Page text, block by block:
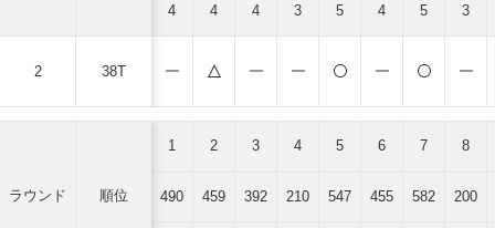
2 38T
4 4 4 3 5 4 5 3
ラウンド 順位
1 2 3 4 5 6 7 8
490 459 392 210 547 455 582 200